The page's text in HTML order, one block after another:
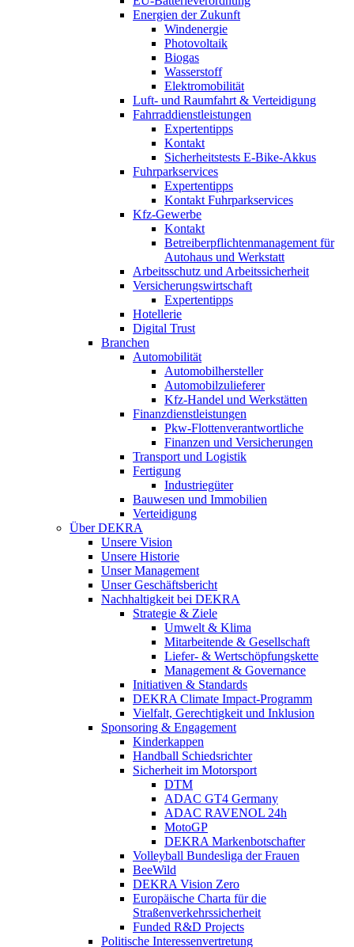
Energien der Zukunft
Windenergie
Photovoltaik
Biogas
Wasserstoff
Elektromobilität
Luft- und Raumfahrt & Verteidigung
Fahrraddienstleistungen
Expertentipps
Kontakt
Sicherheitstests E-Bike-Akkus
Fuhrparkservices
Expertentipps
Kontakt Fuhrparkservices
Kfz-Gewerbe
Kontakt
Betreiberpflichtenmanagement für
Autohaus und Werkstatt
Arbeitsschutz und Arbeitssicherheit
Versicherungswirtschaft
Expertentipps
Hotellerie
Digital Trust
Branchen
Automobilität
Automobilhersteller
Automobilzulieferer
Kfz-Handel und Werkstätten
Finanzdienstleistungen
Pkw‑Flottenverantwortliche
Finanzen und Versicherungen
Transport und Logistik
Fertigung
Industriegüter
Bauwesen und Immobilien
Verteidigung
Über DEKRA
Unsere Vision
Unsere Historie
Unser Management
Unser Geschäftsbericht
Nachhaltigkeit bei DEKRA
Strategie & Ziele
Umwelt & Klima
Mitarbeitende & Gesellschaft
Liefer- & Wertschöpfungskette
Management & Governance
Initiativen & Standards
DEKRA Climate Impact-Programm
Vielfalt, Gerechtigkeit und Inklusion​
Sponsoring & Engagement
Kinderkappen
Handball Schiedsrichter
Sicherheit im Motorsport
DTM
ADAC GT4 Germany
ADAC RAVENOL 24h
MotoGP
DEKRA Markenbotschafter
Volleyball Bundesliga der Frauen
BeeWild
DEKRA Vision Zero
Europäische Charta für die
Straßenverkehrssicherheit
Funded R&D Projects
Politische Interessenvertretung